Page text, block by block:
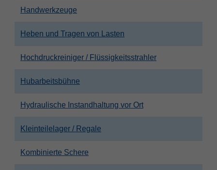
Handwerkzeuge
Heben und Tragen von Lasten
Hochdruckreiniger / Flüssigkeitsstrahler
Hubarbeitsbühne
Hydraulische Instandhaltung vor Ort
Kleinteilelager / Regale
Kombinierte Schere